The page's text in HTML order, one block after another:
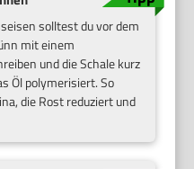
solltest du vor dem
mit einem
und die Schale kurz
Öl polymerisiert. So
die Rost reduziert und